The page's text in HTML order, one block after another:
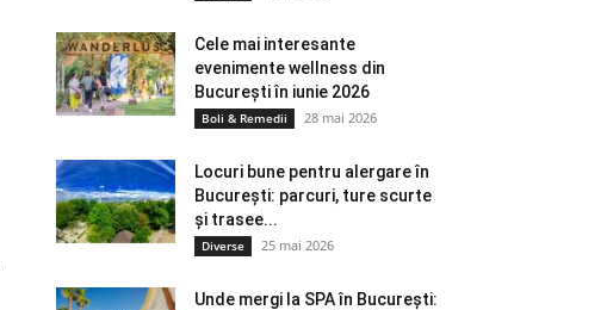
Cele mai interesante
evenimente wellness din
București în iunie 2026
Boli & Remedii 28 mai 2026
Locuri bune pentru alergare în
București: parcuri, ture scurte
și trasee...
Diverse 25 mai 2026
Unde mergi la SPA în București: